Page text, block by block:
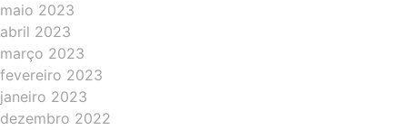
maio 2023
abril 2023
março 2023
fevereiro 2023
janeiro 2023
dezembro 2022